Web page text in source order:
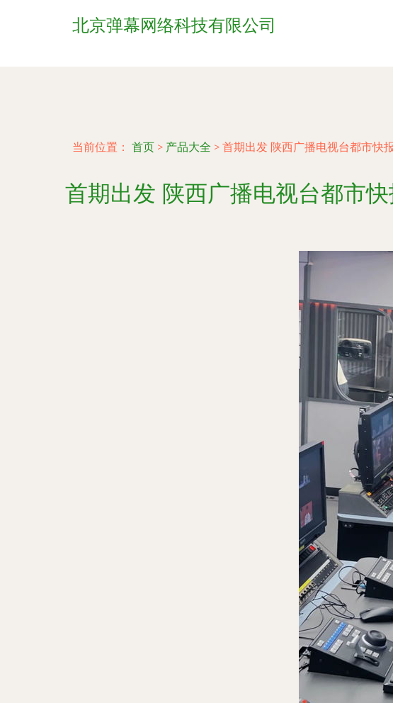
北京弹幕网络科技有限公司
当前位置： 首页 > 产品大全 > 首期出发 陕西广播电视台都市快
首期出发 陕西广播电视台都市